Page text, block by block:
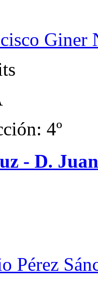
Giner
4º
- D.
Pérez